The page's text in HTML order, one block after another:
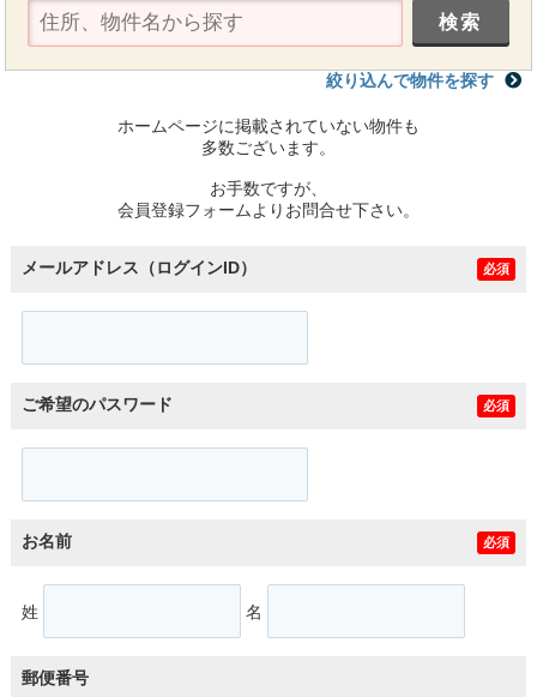
絞り込んで物件を探す
ホームページに掲載されていない物件も
多数ございます。
お手数ですが、
会員登録フォームよりお問合せ下さい。
メールアドレス（ログインID） 必須
ご希望のパスワード 必須
お名前 必須
姓 名
郵便番号